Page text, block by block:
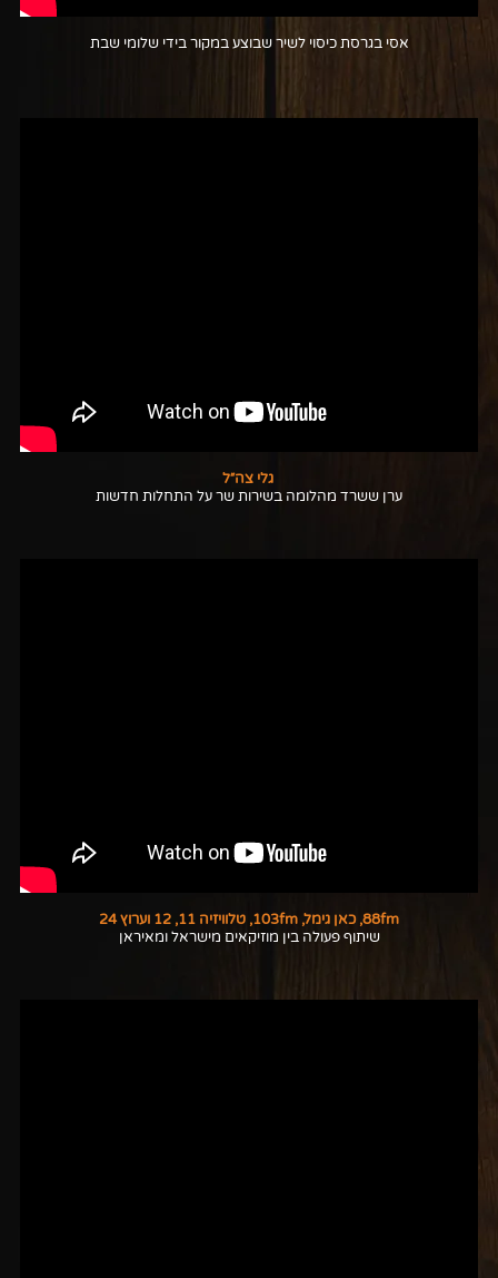
אסי בגרסת כיסוי לשיר שבוצע במקור בידי שלומי שבת
גלי צה״ל
ערן ששרד מהלומה בשירות שר על התחלות חדשות
שיתוף פעולה בין מוזיקאים מישראל ומאיראן